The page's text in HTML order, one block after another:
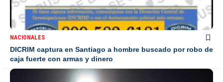
NACIONALES
DICRIM captura en Santiago a hombre buscado por robo de
caja fuerte con armas y dinero